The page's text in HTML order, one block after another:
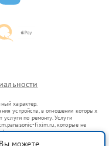
характер.
устройств, в отношении которых
по ремонту. Услуги
fixim.ru, которые не
представителями.
оборот в соответствии
можете